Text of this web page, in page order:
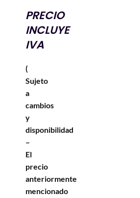
PRECIO
INCLUYE
IVA
(
Sujeto
a
cambios
y
disponibilidad
–
El
precio
anteriormente
mencionado